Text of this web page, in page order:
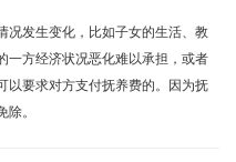
况发生变化，比如子女的生活、教
一方经济状况恶化难以承担，或者
以要求对方支付抚养费的。因为抚
。